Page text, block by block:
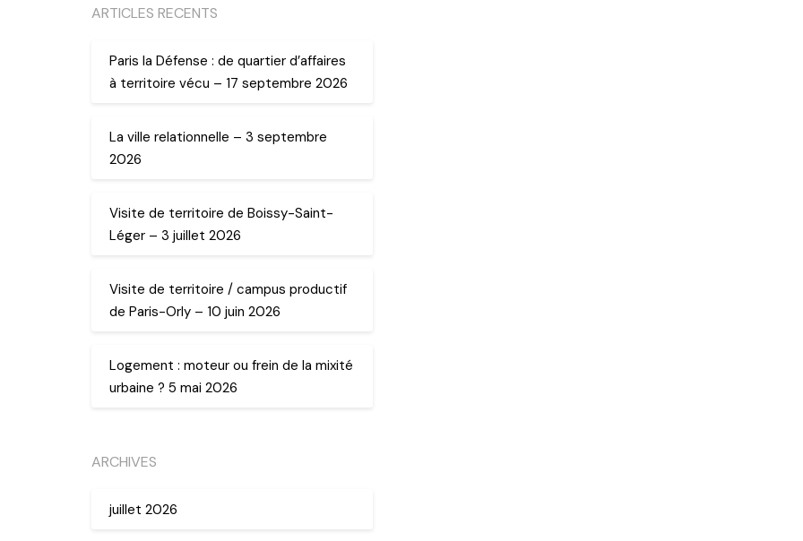
ARTICLES RECENTS
Paris la Défense : de quartier d’affaires
à territoire vécu – 17 septembre 2026
La ville relationnelle – 3 septembre
2026
Visite de territoire de Boissy-Saint-
Léger – 3 juillet 2026
Visite de territoire / campus productif
de Paris-Orly – 10 juin 2026
Logement : moteur ou frein de la mixité
urbaine ? 5 mai 2026
ARCHIVES
juillet 2026